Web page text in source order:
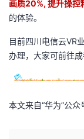
画质20%, 提升操控
的体验。
目前四川电信云VR
办理，大家可前往成
本文来自“华为”公众